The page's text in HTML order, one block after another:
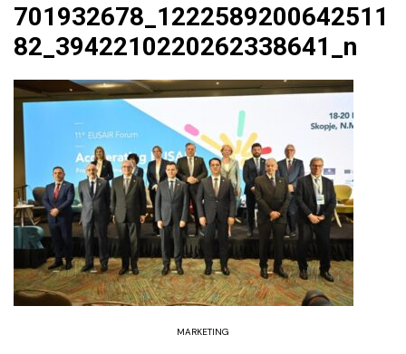
701932678_1222589200642511
82_3942210220262338641_n
MARKETING